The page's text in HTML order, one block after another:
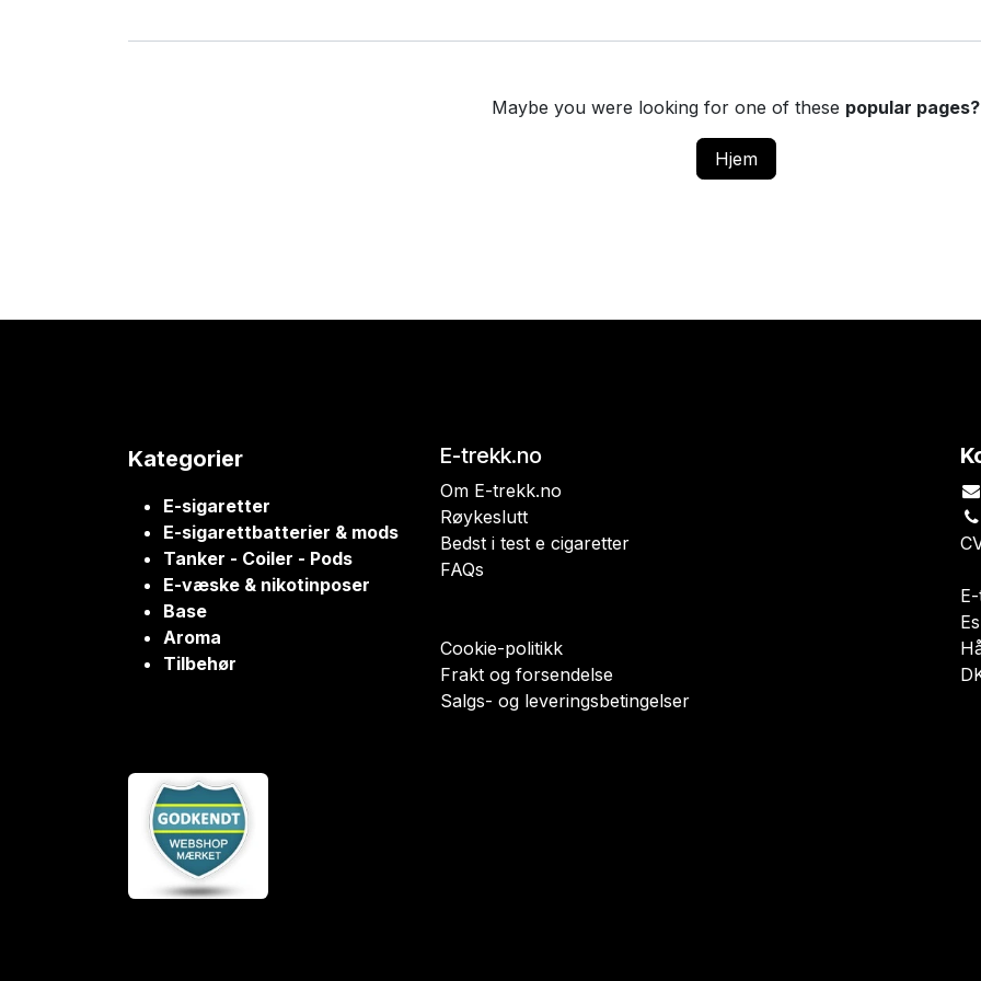
Maybe you were looking for one of these popular pages?
Hjem
Kategorier
E-sigaretter
E-sigarettbatterier & mods
Tanker - Coiler - Pods
E-væske & nikotinposer
Base
Aroma
Tilbehør
E-trekk.no
Om E-trekk.no
Røykeslutt
Bedst i test e cigaretter
FAQs
Cookie-politikk
Frakt og forsendelse
Salgs- og leveringsbetingelser